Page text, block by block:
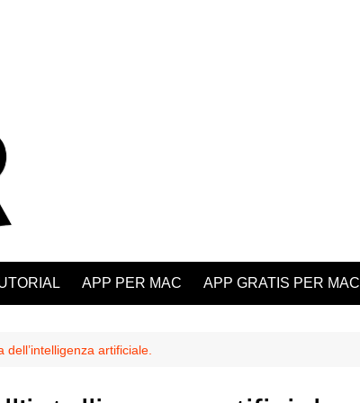
APP PER MAC APP GRATIS PER MAC
dell’intelligenza artificiale.